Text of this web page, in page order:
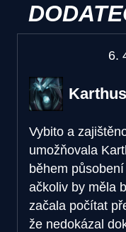
6.
Karthus
Vybito a
umožňovala
během
ačkoliv by měla
začala počítat
že nedokázal